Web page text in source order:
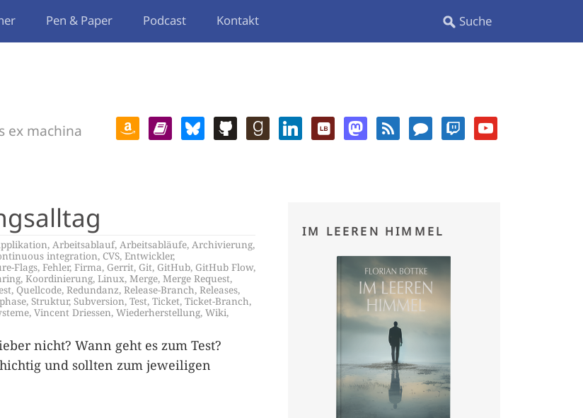
Pen & Paper Podcast Kontakt
ex machina
, Arbeitsablauf, Arbeitsabläufe, Archivierung,
integration, CVS, Entwickler,
Flags, Fehler, Firma, Gerrit, Git, GitHub, GitHub Flow,
, Koordinierung, Linux, Merge, Merge Request,
, Quellcode, Redundanz, Release-Branch, Releases,
, Struktur, Subversion, Test, Ticket, Ticket-Branch,
, Vincent Driessen, Wiederherstellung, Wiki,
nicht? Wann geht es zum Test?
und sollten zum jeweiligen
IM LEEREN HIMMEL